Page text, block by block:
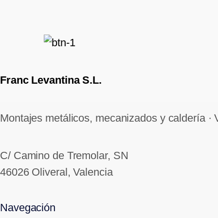
Franc Levantina S.L.
Montajes metálicos, mecanizados y caldería ·
C/ Camino de Tremolar, SN
46026 Oliveral, Valencia
Navegación